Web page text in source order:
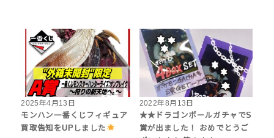
2025年4月13日
モンハン一番くじフィギュア
買取告知をUPしました
2022年8月13日
★★ドラゴンボールガチャでS
賞が出ました！ おめでとうご